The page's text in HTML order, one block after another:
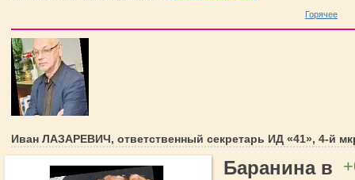
Горячее
Иван ЛАЗАРЕВИЧ, ответственный секретарь ИД «41», 4-й
Баранина в